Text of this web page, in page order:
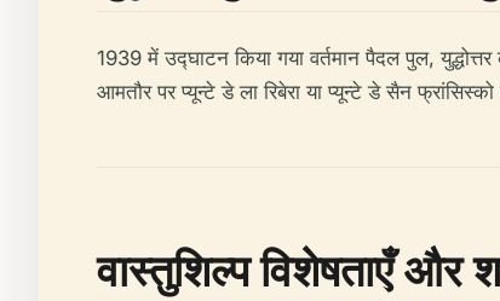
1939 में उद्घाटन किया गया वर्तमान पैदल पुल,
आमतौर पर प्यून्टे डे ला रिबेरा या प्यून्टे डे सैन
वास्तुशिल्प विशेषताएँ और